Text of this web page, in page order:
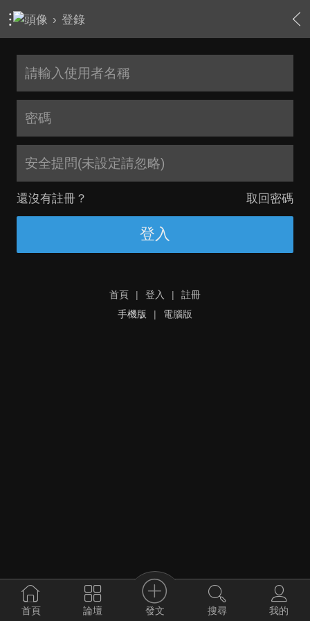
› 登錄
安全提問(未設定請忽略)
還沒有註冊？ 取回密碼
登入
首頁 | 登入 |
註冊
手機版
| 電腦版
首頁 論壇 發文 搜尋 我的